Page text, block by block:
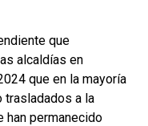
que
alcaldías en
que en la mayoría
trasladados a la
han permanecido